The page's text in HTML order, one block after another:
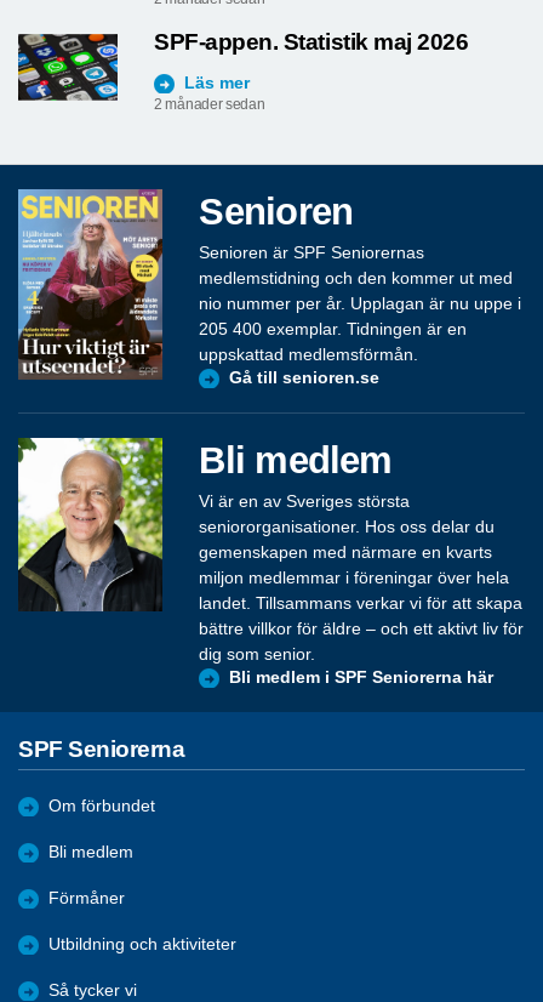
SPF-appen. Statistik maj 2026
Läs mer
2 månader sedan
Senioren
Senioren är SPF Seniorernas
medlemstidning och den kommer ut med
nio nummer per år. Upplagan är nu uppe i
205 400 exemplar. Tidningen är en
uppskattad medlemsförmån.
Gå till senioren.se
Bli medlem
Vi är en av Sveriges största
seniororganisationer. Hos oss delar du
gemenskapen med närmare en kvarts
miljon medlemmar i föreningar över hela
landet. Tillsammans verkar vi för att skapa
bättre villkor för äldre – och ett aktivt liv för
dig som senior.
Bli medlem i SPF Seniorerna här
SPF Seniorerna
Om förbundet
Bli medlem
Förmåner
Utbildning och aktiviteter
Så tycker vi